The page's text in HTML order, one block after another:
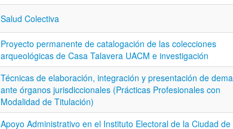
Salud Colectiva
Proyecto permanente de catalogación de las colecciones
arqueológicas de Casa Talavera UACM e investigación
Técnicas de elaboración, integración y presentación de
ante órganos jurisdiccionales (Prácticas Profesionales con
Modalidad de Titulación)
Apoyo Administrativo en el Instituto Electoral de la Ciudad de